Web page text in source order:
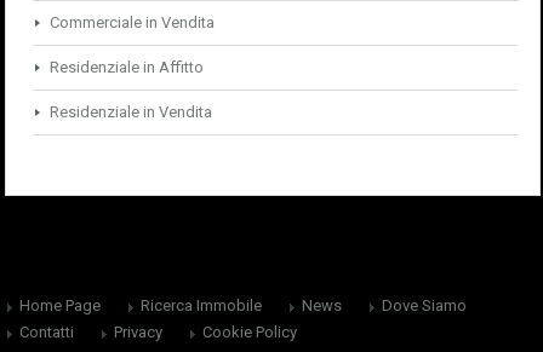
Commerciale in Vendita
Residenziale in Affitto
Residenziale in Vendita
Home Page Ricerca Immobile News
Dove Siamo
Contatti
Privacy Cookie Policy